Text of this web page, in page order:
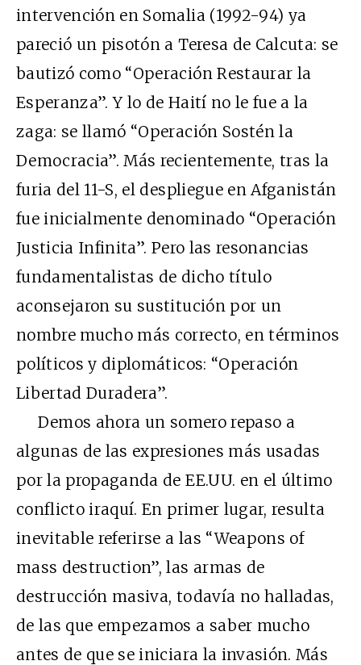
intervención en Somalia (1992-94) ya
pareció un pisotón a Teresa de Calcuta: se
bautizó como “Operación Restaurar la
Esperanza”. Y lo de Haití no le fue a la
zaga: se llamó “Operación Sostén la
Democracia”. Más recientemente, tras la
furia del 11-S, el despliegue en Afganistán
fue inicialmente denominado “Operación
Justicia Infinita”. Pero las resonancias
fundamentalistas de dicho título
aconsejaron su sustitución por un
nombre mucho más correcto, en términos
políticos y diplomáticos: “Operación
Libertad Duradera”.
Demos ahora un somero repaso a
algunas de las expresiones más usadas
por la propaganda de EE.UU. en el último
conflicto iraquí. En primer lugar, resulta
inevitable referirse a las “Weapons of
mass destruction”, las armas de
destrucción masiva, todavía no halladas,
de las que empezamos a saber mucho
antes de que se iniciara la invasión. Más